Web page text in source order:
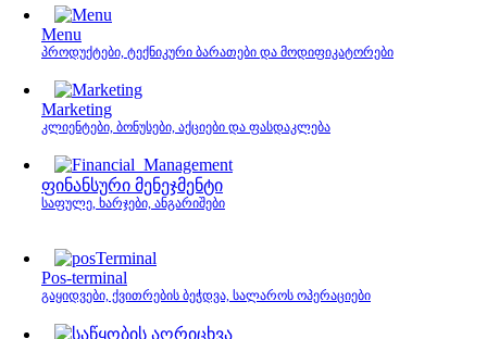
Menu
პროდუქტები, ტექნიკური ბარათები და მოდიფიკატორები
Marketing
კლიენტები, ბონუსები, აქციები და ფასდაკლება
ფინანსური მენეჯმენტი
საფულე, ხარჯები, ანგარიშები
Pos-terminal
გაყიდვები, ქვითრების ბეჭდვა, სალაროს ოპერაციები